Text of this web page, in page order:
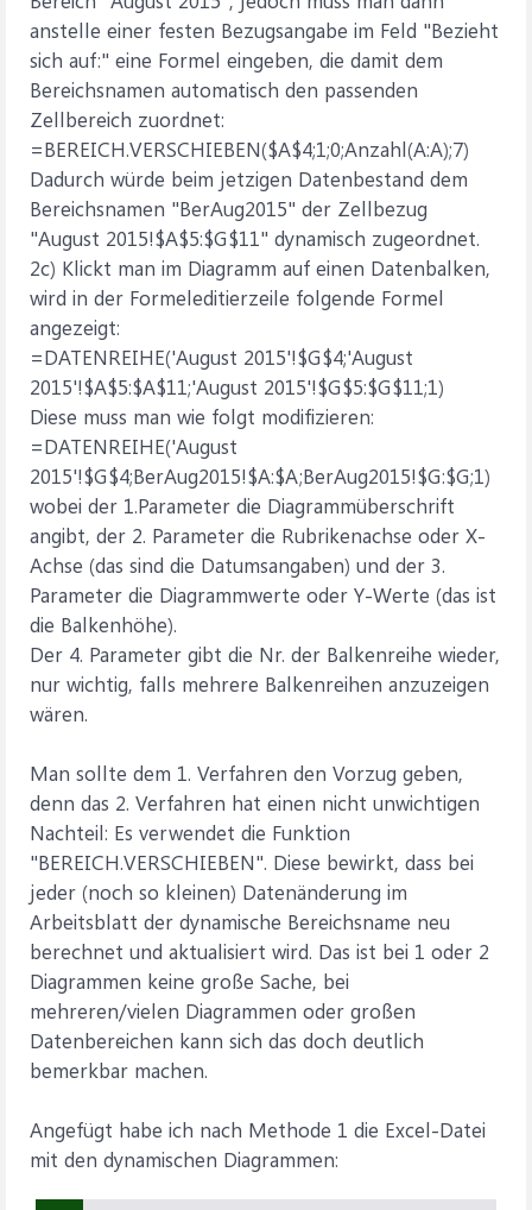
anstelle einer festen Bezugsangabe im Feld "Bezieht
sich auf:" eine Formel eingeben, die damit dem
Bereichsnamen automatisch den passenden
Zellbereich zuordnet:
=BEREICH.VERSCHIEBEN($A$4;1;0;Anzahl(A:A);7)
Dadurch würde beim jetzigen Datenbestand dem
Bereichsnamen "BerAug2015" der Zellbezug
"August 2015!$A$5:$G$11" dynamisch zugeordnet.
2c) Klickt man im Diagramm auf einen Datenbalken,
wird in der Formeleditierzeile folgende Formel
angezeigt:
=DATENREIHE('August 2015'!$G$4;'August
2015'!$A$5:$A$11;'August 2015'!$G$5:$G$11;1)
Diese muss man wie folgt modifizieren:
=DATENREIHE('August
2015'!$G$4;BerAug2015!$A:$A;BerAug2015!$G:$G;1)
wobei der 1.Parameter die Diagrammüberschrift
angibt, der 2. Parameter die Rubrikenachse oder X-
Achse (das sind die Datumsangaben) und der 3.
Parameter die Diagrammwerte oder Y-Werte (das ist
die Balkenhöhe).
Der 4. Parameter gibt die Nr. der Balkenreihe wieder,
nur wichtig, falls mehrere Balkenreihen anzuzeigen
wären.
Man sollte dem 1. Verfahren den Vorzug geben,
denn das 2. Verfahren hat einen nicht unwichtigen
Nachteil: Es verwendet die Funktion
"BEREICH.VERSCHIEBEN". Diese bewirkt, dass bei
jeder (noch so kleinen) Datenänderung im
Arbeitsblatt der dynamische Bereichsname neu
berechnet und aktualisiert wird. Das ist bei 1 oder 2
Diagrammen keine große Sache, bei
mehreren/vielen Diagrammen oder großen
Datenbereichen kann sich das doch deutlich
bemerkbar machen.
Angefügt habe ich nach Methode 1 die Excel-Datei
mit den dynamischen Diagrammen: